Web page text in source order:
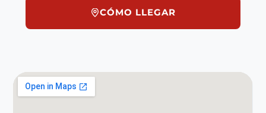
CÓMO LLEGAR